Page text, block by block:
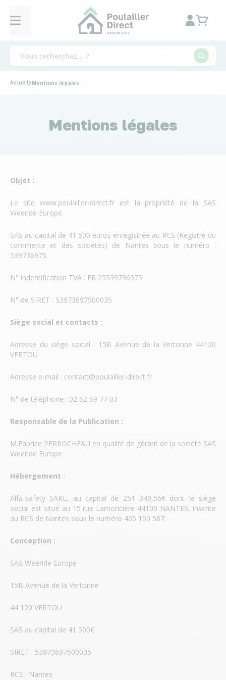
Accueil Mentions légales
Mentions légales
Objet :
Le site www.poulailler-direct.fr est la propriété de la SAS
Weeride Europe.
SAS au capital de 41 500 euros enregistrée au RCS (Registre du
commerce et des sociétés) de Nantes sous le numéro :
539736975.
N° indentification TVA : FR 25539736975
N° de SIRET : 53973697500035
Siège social et contacts :
Adresse du siège social : 15B Avenue de la Vertonne 44120
VERTOU
Adresse e-mail : contact@poulailler-direct.fr
N° de téléphone : 02 52 59 77 03
Responsable de la Publication :
M.Fabrice PERROCHEAU en qualité de gérant de la société SAS
Weeride Europe
Hébergement :
Alfa-safety SARL, au capital de 251 349,56€ dont le siège
social est situé au 15 rue Lamoricière 44100 NANTES, inscrite
au RCS de Nantes sous le numéro 405 100 587.
Conception :
SAS Weeride Europe
15B Avenue de la Vertonne
44 120 VERTOU
SAS au capital de 41 500€
SIRET : 53973697500035
RCS : Nantes